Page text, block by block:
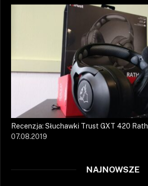
Recenzja: Słuchawki Trust GXT 420 Rath
07.08.2019
NAJNOWSZE